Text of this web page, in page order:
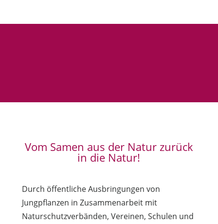
Vom Samen aus der Natur zurück
in die Natur!
Durch öffentliche Ausbringungen von
Jungpflanzen in Zusammenarbeit mit
Naturschutzverbänden, Vereinen, Schulen und